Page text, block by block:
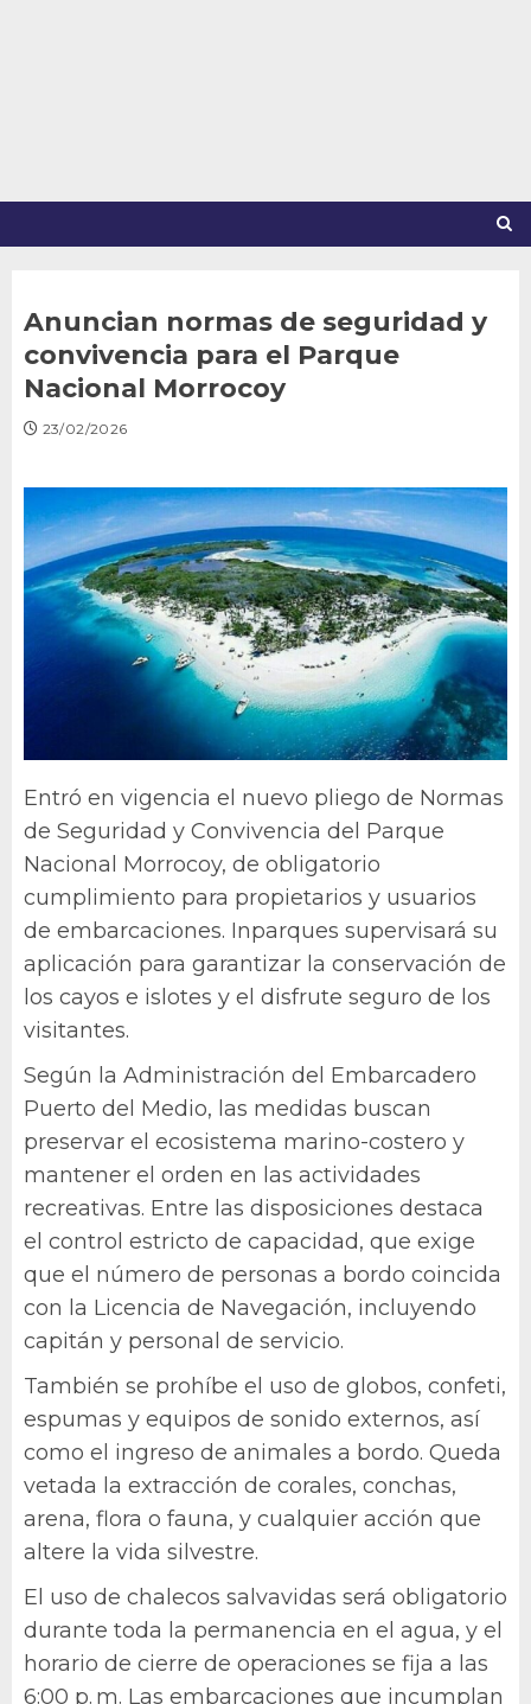
Anuncian normas de seguridad y
convivencia para el Parque
Nacional Morrocoy
23/02/2026
Entró en vigencia el nuevo pliego de Normas
de Seguridad y Convivencia del Parque
Nacional Morrocoy, de obligatorio
cumplimiento para propietarios y usuarios
de embarcaciones. Inparques supervisará su
aplicación para garantizar la conservación de
los cayos e islotes y el disfrute seguro de los
visitantes.
Según la Administración del Embarcadero
Puerto del Medio, las medidas buscan
preservar el ecosistema marino-costero y
mantener el orden en las actividades
recreativas. Entre las disposiciones destaca
el control estricto de capacidad, que exige
que el número de personas a bordo coincida
con la Licencia de Navegación, incluyendo
capitán y personal de servicio.
También se prohíbe el uso de globos, confeti,
espumas y equipos de sonido externos, así
como el ingreso de animales a bordo. Queda
vetada la extracción de corales, conchas,
arena, flora o fauna, y cualquier acción que
altere la vida silvestre.
El uso de chalecos salvavidas será obligatorio
durante toda la permanencia en el agua, y el
horario de cierre de operaciones se fija a las
6:00 p. m. Las embarcaciones que incumplan